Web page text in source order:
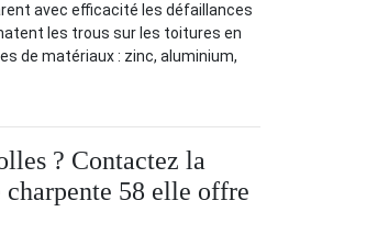
avec efficacité les défaillances
les trous sur les toitures en
de matériaux : zinc, aluminium,
? Contactez la
charpente 58 elle offre